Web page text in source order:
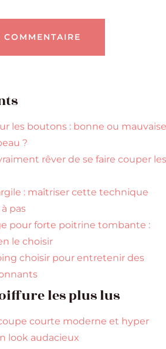
les boutons : bonne ou mauvaise
?
rêver de se faire couper les
: maîtriser cette technique
pas
pour forte poitrine tombante :
le choisir
choisir pour entretenir des
les plus lus
courte moderne et hyper
look audacieux